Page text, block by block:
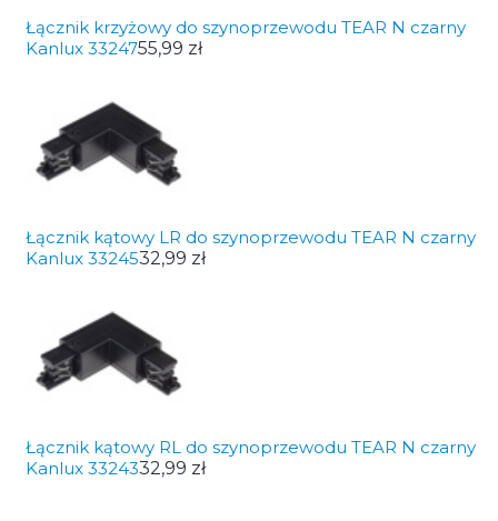
Łącznik krzyżowy do szynoprzewodu TEAR N czarny
Kanlux 3324755,99 zł
Łącznik kątowy LR do szynoprzewodu TEAR N czarny
Kanlux 3324532,99 zł
Łącznik kątowy RL do szynoprzewodu TEAR N czarny
Kanlux 3324332,99 zł